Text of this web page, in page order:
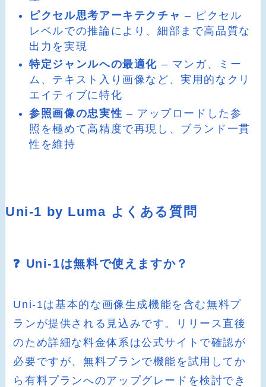
ピクセル思考アーキテクチャ – ピクセル
レベルでの推論により、細部まで高品質な
出力を実現
特定ジャンルへの最適化 – マンガ、ミー
ム、テキスト入り画像など、実用的なクリ
エイティブに特化
参照画像の忠実性 – アップロードした参
照を極めて高精度で再現し、ブランド一貫
性を維持
Uni-1 by Luma よくある質問
❓ Uni-1は無料で使えますか？
Uni-1は基本的な画像生成機能を含む無料プ
ランが提供される見込みです。リリース直後
のため詳細な料金体系は公式サイトで確認が
必要ですが、無料プランで機能を試用してか
ら有料プランへのアップグレードを検討でき